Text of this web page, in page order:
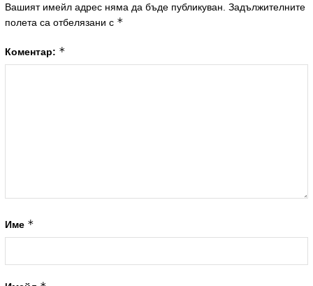
Вашият имейл адрес няма да бъде публикуван. Задължителните
полета са отбелязани с *
Коментар: *
Име *